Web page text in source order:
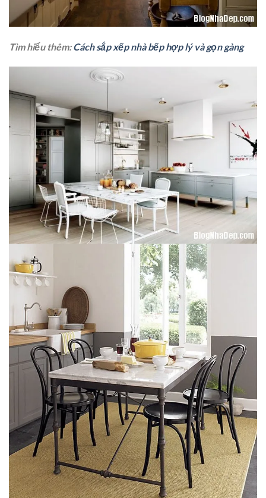
Tìm hiểu thêm:Cách sắp xếp nhà bếp hợp lý và gọn gàng